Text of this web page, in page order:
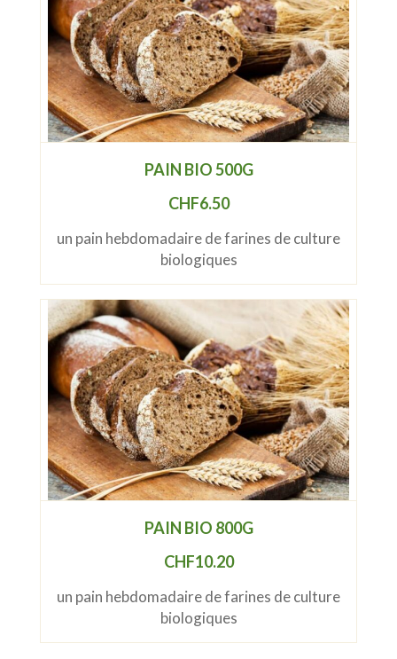
PAIN BIO 500G
CHF6.50
un pain hebdomadaire de farines de culture
biologiques
PAIN BIO 800G
CHF10.20
un pain hebdomadaire de farines de culture
biologiques